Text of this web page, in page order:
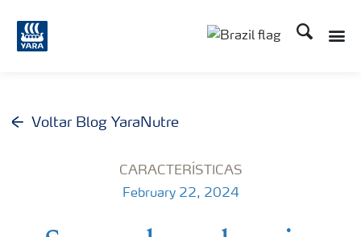
Busca
Voltar Blog YaraNutre
CARACTERÍSTICAS
February 22, 2024